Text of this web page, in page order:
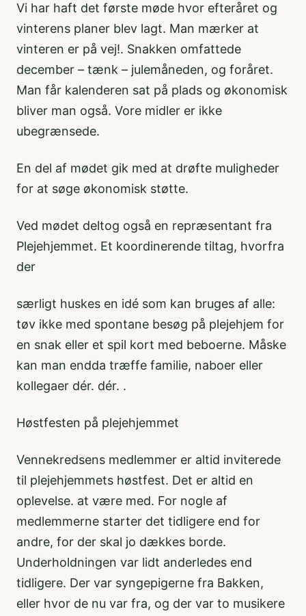
Vi har haft det første møde hvor efteråret og
vinterens planer blev lagt. Man mærker at
vinteren er på vej!. Snakken omfattede
december – tænk – julemåneden, og foråret.
Man får kalenderen sat på plads og økonomisk
bliver man også. Vore midler er ikke
ubegrænsede.
En del af mødet gik med at drøfte muligheder
for at søge økonomisk støtte.
Ved mødet deltog også en repræsentant fra
Plejehjemmet. Et koordinerende tiltag, hvorfra
der
særligt huskes en idé som kan bruges af alle:
tøv ikke med spontane besøg på plejehjem for
en snak eller et spil kort med beboerne. Måske
kan man endda træffe familie, naboer eller
kollegaer dér. dér. .
Høstfesten på plejehjemmet
Vennekredsens medlemmer er altid inviterede
til plejehjemmets høstfest. Det er altid en
oplevelse. at være med. For nogle af
medlemmerne starter det tidligere end for
andre, for der skal jo dækkes borde.
Underholdningen var lidt anderledes end
tidligere. Der var syngepigerne fra Bakken,
eller hvor de nu var fra, og der var to musikere